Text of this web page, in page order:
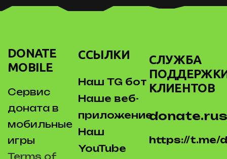
DONATE
MOBILE
Сервис
доната в
мобильные
игры
Terms of
ССЫЛКИ
Наш TG бот
Наше веб-
приложение
Наш
YouTube
СЛУЖБА
КЛИЕНТОВ
https://t.me/